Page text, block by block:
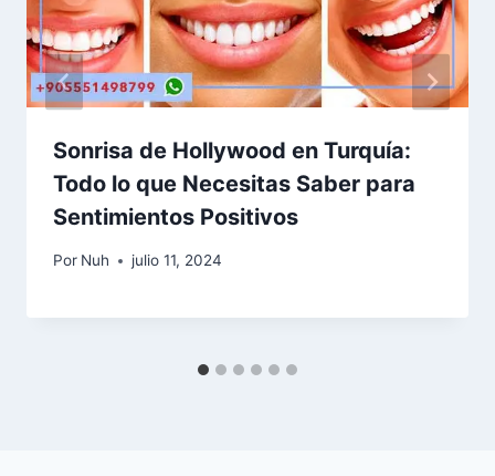
Sonrisa de Hollywood en Turquía:
Todo lo que Necesitas Saber para
Sentimientos Positivos
Por Nuh julio 11, 2024